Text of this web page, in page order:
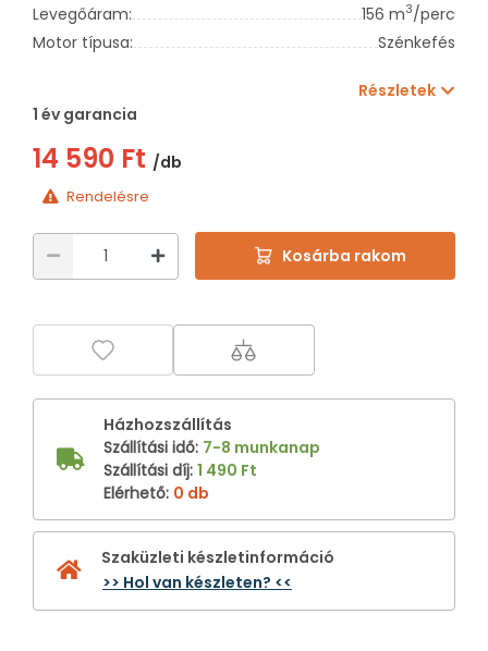
Levegőáram:
156 m3/perc
Motor típusa:
Szénkefés
Részletek
1 év garancia
14 590 Ft /db
Rendelésre
Kosárba rakom
Házhozszállítás
Szállítási idő: 7-8 munkanap
Szállítási díj: 1 490 Ft
Elérhető: 0 db
Szaküzleti készletinformáció
>> Hol van készleten? <<